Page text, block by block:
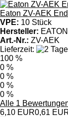
Eaton ZV-AEK
VPE: 10 Stück
Hersteller: EATON
Art.-Nr.: ZV-AEK
Lieferzeit:
100 %
0 %
0 %
0 %
0 %
Alle 1
6,10 EUR0,61